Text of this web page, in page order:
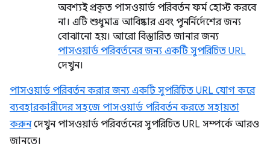
অবশ্যই প্রকৃত পাসওয়ার্ড পরিবর্তন ফর্ম হোস্ট করবে
না। এটি শুধুমাত্র আবিষ্কার এবং পুনর্নির্দেশের জন্য
বোঝানো হয়। আরো বিস্তারিত জানার জন্য
পাসওয়ার্ড পরিবর্তনের জন্য একটি সুপরিচিত URL
দেখুন।
পাসওয়ার্ড পরিবর্তন করার জন্য একটি সুপরিচিত URL যোগ করে
ব্যবহারকারীদের সহজে পাসওয়ার্ড পরিবর্তন করতে সহায়তা
করুনদেখুন পাসওয়ার্ড পরিবর্তনের সুপরিচিত URL সম্পর্কে আরও
জানতে।